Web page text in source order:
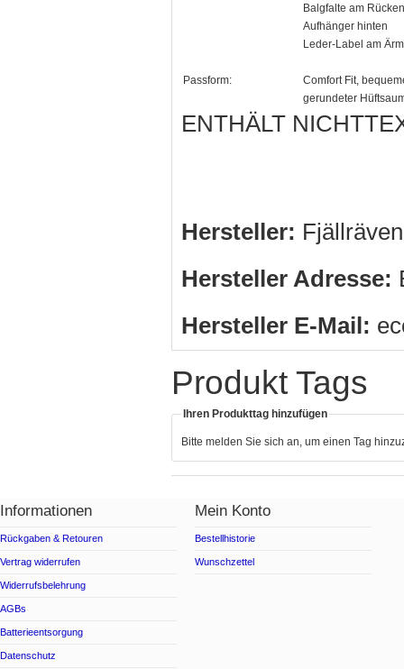
Balgfalte am Rücken
Aufhänger hinten
Leder-Label am
Passform:
Comfort Fit,
gerundeter
ENTHÄLT
Hersteller:
Hersteller Adresse:
Hersteller E-Mail:
Produkt Tags
Ihren Produkttag hinzufügen
Bitte melden Sie sich an, um einen Tag
Informationen
Rückgaben & Retouren
Vertrag widerrufen
Widerrufsbelehrung
AGBs
Batterieentsorgung
Datenschutz
Mein Konto
Bestellhistorie
Wunschzettel